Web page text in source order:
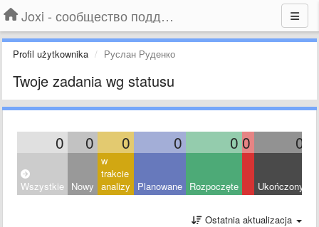
Joxi - сообщество поддержки
Profil użytkownika Руслан Руденко
Twoje zadania wg statusu
0 0 0 0 0 0 0
Wszystkie Nowy
w
trakcie
analizy
Planowane Rozpoczęte Ukończony
Ostatnia aktualizacja